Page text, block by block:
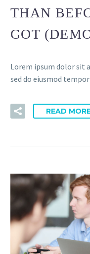
THAN
GOT
Lorem ipsum dolor sit
sed do eiusmod
READ